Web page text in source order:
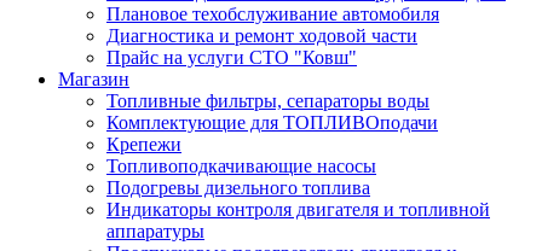
Плановое техобслуживание автомобиля
Диагностика и ремонт ходовой части
Прайс на услуги СТО "Ковш"
Магазин
Топливные фильтры, сепараторы воды
Комплектующие для ТОПЛИВОподачи
Крепежи
Топливоподкачивающие насосы
Подогревы дизельного топлива
Индикаторы контроля двигателя и топливной
аппаратуры